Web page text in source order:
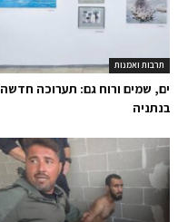
תרבות ואמנות
ים, שמים ורוח גם: תערוכה חדשה
בנתניה